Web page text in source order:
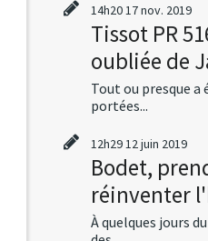
14h2017nov. 2019
Tissot PR
oubliée de
Tout ou presque
portées...
12h2912juin 2019
Bodet,
réinventer
À quelques jours